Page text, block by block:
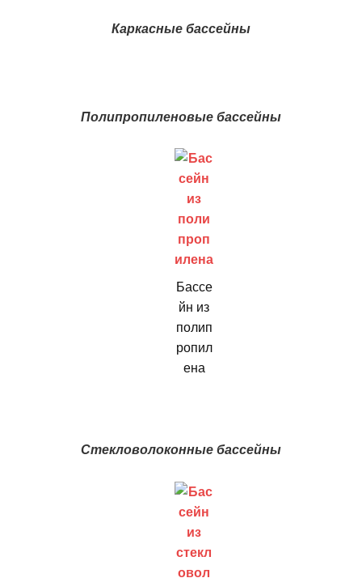
Каркасные бассейны
Полипропиленовые бассейны
Бассе
йн из
полип
ропил
ена
Стекловолоконные бассейны